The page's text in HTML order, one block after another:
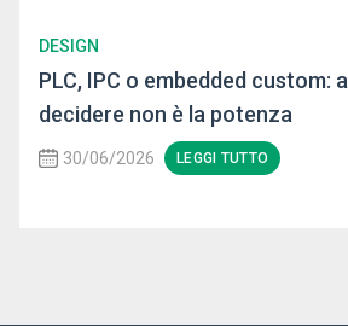
DESIGN
PLC, IPC o embedded custom: a
decidere non è la potenza
30/06/2026 LEGGI TUTTO